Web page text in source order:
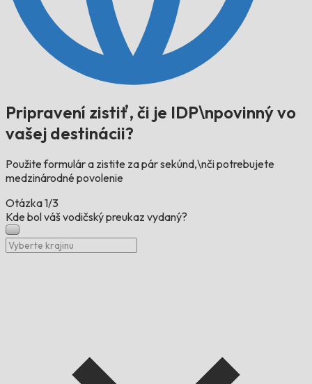
Pripravení zistiť, či je IDP\npovinný vo
vašej destinácii?
Použite formulár a zistite za pár sekúnd,\nči potrebujete
medzinárodné povolenie
Otázka1/3
Kde bol váš vodičský preukaz vydaný?